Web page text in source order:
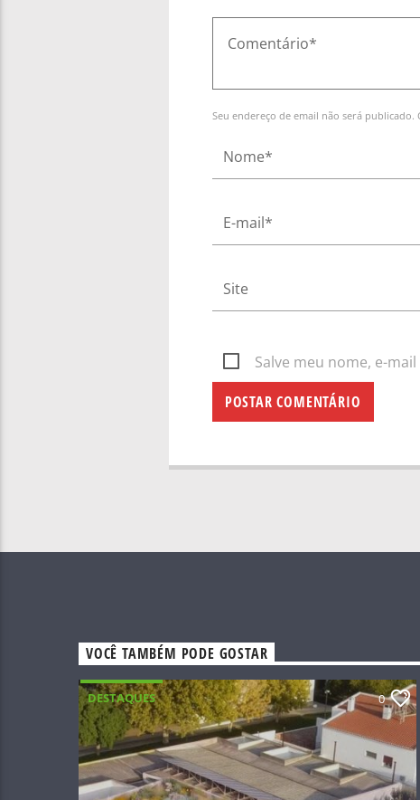
Seu endereço de email não será
Salve meu nome, e-
VOCÊ TAMBÉM PODE GOSTAR
DESTAQUES 0